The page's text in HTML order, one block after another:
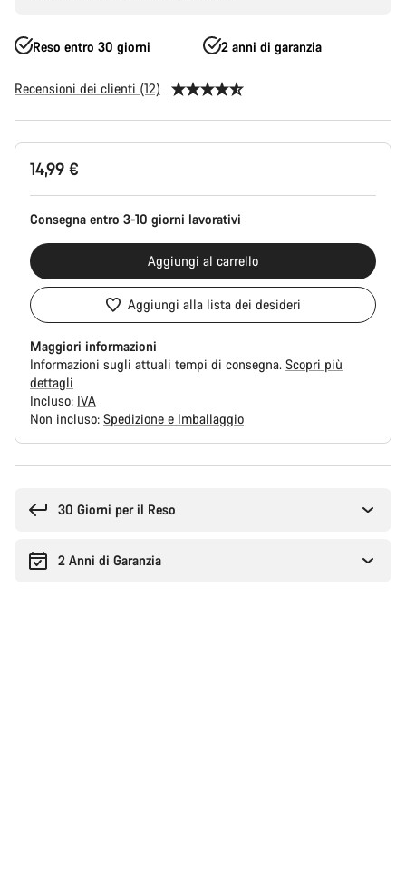
Reso entro 30 giorni 2 anni di garanzia
Recensioni dei clienti (12)
Configurazione
del14,99 €
Consegna entro 3-10 giorni lavorativi
Aggiungi al carrello
Aggiungi alla lista dei desideri
Maggiori informazioni
Informazioni sugli attuali tempi di consegna. Scopri più
dettagli
Incluso: IVA
Non incluso: Spedizione e Imballaggio
l'acquisto30 Giorni per il Reso
2 Anni di Garanzia